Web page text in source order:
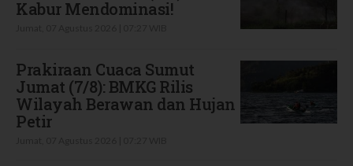
Kabur Mendominasi!
Prakiraan Cuaca Sumut
Jumat (7/8): BMKG Rilis
Wilayah Berawan dan Hujan
Petir